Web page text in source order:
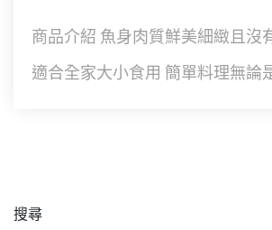
商品介紹 魚身肉質鮮美細緻且沒
適合全家大小食用 簡單料理無論
搜尋